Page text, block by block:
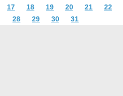
17 18 19 20 21 22
28
29 30 31